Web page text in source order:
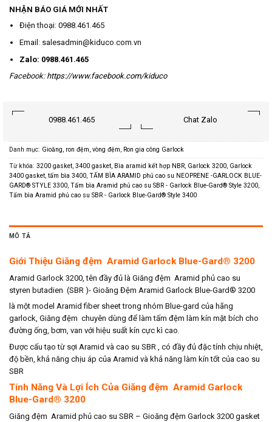
NHẬN BÁO GIÁ MỚI NHẤT
Điện thoại: 0988.461.465
Email: salesadmin@kiduco.com.vn
Zalo: 0988.461.465
Facebook: https://www.facebook.com/kiduco
0988.461.465 Chat Zalo
Danh mục: Gioăng, ron đệm, vòng đệm, Ron gia công Garlock
Từ khóa: 3200 gasket, 3400 gasket, Bìa aramid kết hợp NBR, Garlock 3200, Garlock
3400 gasket, tấm bìa 3400, TẤM BÌA ARAMID phủ cao su NEOPRENE -GARLOCK BLUE-
GARD® STYLE 3300, Tấm bìa Aramid phủ cao su SBR - Garlock Blue-Gard® Style 3200,
Tấm bìa Aramid phủ cao su SBR - Garlock Blue-Gard® Style 3400
MÔ TẢ
Giới Thiệu Giăng đệm Aramid Garlock Blue-Gard® 3200
Aramid Garlock 3200, tên đầy đủ là Giăng đệm Aramid phủ cao su
styren butadien (SBR )- Gioăng Đệm Aramid Garlock Blue-Gard® 3200
là một model Aramid fiber sheet trong nhóm Blue-gard của hãng
garlock, Giăng đệm chuyên dùng để làm tấm đệm làm kín mặt bích cho
đường ống, bơm, van với hiệu suất kín cực kì cao.
Được cấu tạo từ sợi Aramid và cao su SBR , có đầy đủ đặc tính chịu nhiệt,
độ bền, khả năng chịu áp của Aramid và khả năng làm kín tốt của cao su
SBR
Tính Năng Và Lợi Ích Của Giăng đệm Aramid Garlock
Blue-Gard® 3200
Giăng đệm Aramid phủ cao su SBR – Gioăng đệm Garlock 3200 gasket